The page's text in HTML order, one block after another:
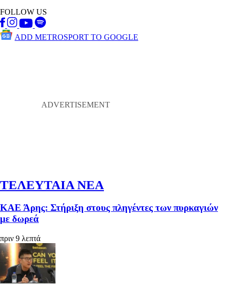
FOLLOW US
ADD METROSPORT TO GOOGLE
ΤΕΛΕΥΤΑΙΑ ΝΕΑ
ΚΑΕ Άρης: Στήριξη στους πληγέντες των πυρκαγιών
με δωρεά
πριν 9 λεπτά